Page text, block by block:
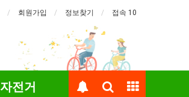
회원가입 정보찾기 접속 10
자전거